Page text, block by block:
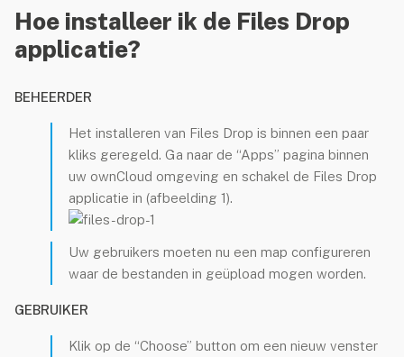
Hoe installeer ik de Files Drop
applicatie?
BEHEERDER
Het installeren van Files Drop is binnen een paar
kliks geregeld. Ga naar de “Apps” pagina binnen
uw ownCloud omgeving en schakel de Files Drop
applicatie in (afbeelding 1).
Uw gebruikers moeten nu een map configureren
waar de bestanden in geüpload mogen worden.
GEBRUIKER
Klik op de “Choose” button om een nieuw venster
Consultancy
Licentie
Enterprise
Documentatie